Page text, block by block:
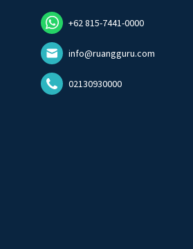
+62 815-7441-0000
info@ruangguru.com
02130930000